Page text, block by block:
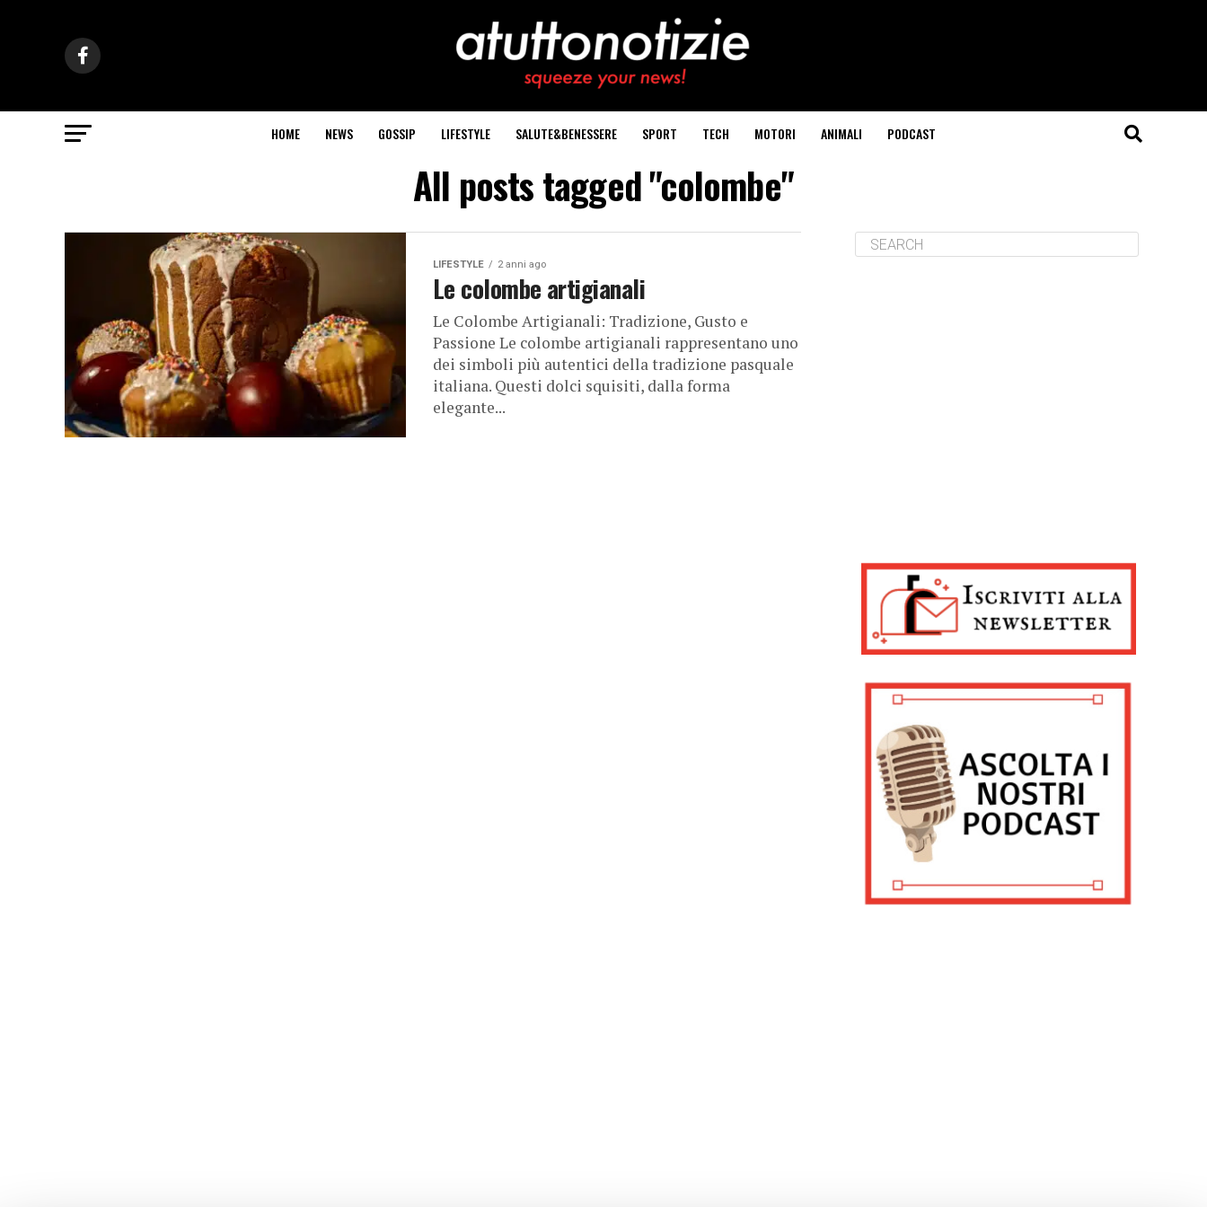
HOME NEWS GOSSIP LIFESTYLE SALUTE&BENESSERE SPORT TECH MOTORI ANIMALI PODCAST
All posts tagged "colombe"
LIFESTYLE 2 anni ago
Le colombe artigianali
Le Colombe Artigianali: Tradizione, Gusto e
Passione Le colombe artigianali rappresentano uno
dei simboli più autentici della tradizione pasquale
italiana. Questi dolci squisiti, dalla forma
elegante...